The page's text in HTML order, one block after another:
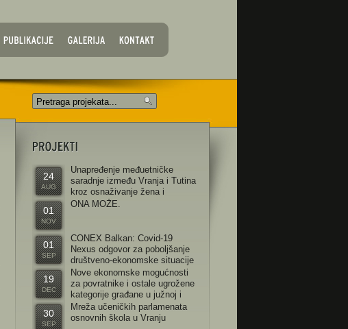
24
AUG
Unapređenje međuetničke
saradnje između Vranja i Tutina
kroz osnaživanje žena i
devojaka iz manjinskih grupa i
umrežavanje relevantnih aktera iz
lokalnih zajednica.
01
NOV
ONA MOŽE.
01
SEP
CONEX Balkan: Covid-19
Nexus odgovor za poboljšanje
društveno-ekonomske situacije
marginalizovanih ljudi u
zemaljama zapadnog Balkana
19
DEC
Nove ekonomske mogućnosti
za povratnike i ostale ugrožene
kategorije građane u južnoj i
istočnoj Srbiji
30
SEP
Mreža učeničkih parlamenata
osnovnih škola u Vranju